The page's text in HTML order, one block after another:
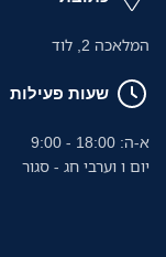
המלאכה 2, לוד
שעות פעילות
א-ה: 18:00 - 9:00
יום ו וערבי חג - סגור